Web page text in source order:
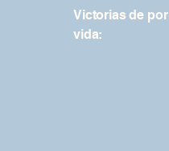
Victorias de por
vida: